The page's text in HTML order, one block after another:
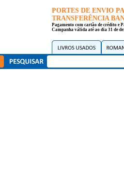
PORTES DE ENVIO
TRANSFERÊNCIA
Pagamento com cartão de crédito e
Campanha válida até ao dia 31 de